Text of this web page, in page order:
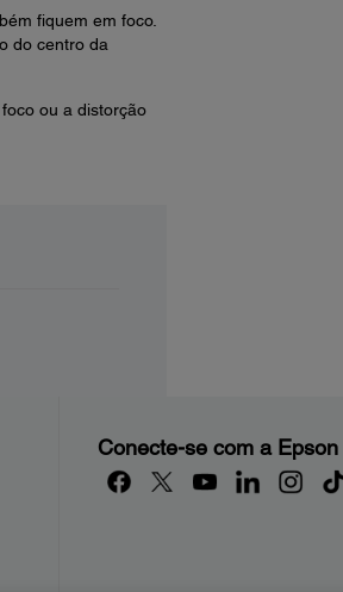
fiquem em foco.
do centro da
ou a distorção
Conecte-se com a Epson